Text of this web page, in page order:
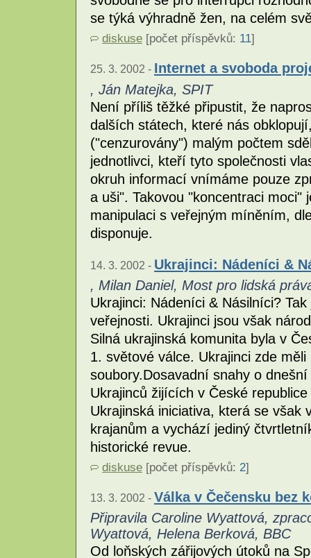
se týká výhradně žen, na celém
diskuse [počet příspěvků: 11]
25. 3. 2002 - Internet a svoboda
, Ján Matejka, SPIT
Není příliš těžké připustit, že
dalších státech, které nás
("cenzurovány") malým počtem
jednotlivci, kteří tyto společnosti
okruh informací vnímáme pouze
a uši". Takovou "koncentraci
manipulaci s veřejným míněním,
disponuje.
14. 3. 2002 - Ukrajinci: Nádeníci &
, Milan Daniel, Most pro lidská
Ukrajinci: Nádeníci & Násilníci?
veřejnosti. Ukrajinci jsou však
Silná ukrajinská komunita byla v
1. světové válce. Ukrajinci zde
soubory.Dosavadní snahy o
Ukrajinců žijících v České
Ukrajinská iniciativa, která se však
krajanům a vychází jediný
historické revue.
diskuse [počet příspěvků: 2]
13. 3. 2002 - Válka v Čečensku bez
Připravila Caroline Wyattová,
Wyattová, Helena Berková, BBC
Od loňských zářijových útoků na